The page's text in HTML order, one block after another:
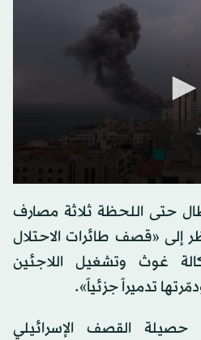
حتى اللحظة ثلاثة مصارف
إلى «قصف طائرات الاحتلال
غوث وتشغيل اللاجئين
تدميراً جزئياً».
حصيلة القصف الإسرائيلي